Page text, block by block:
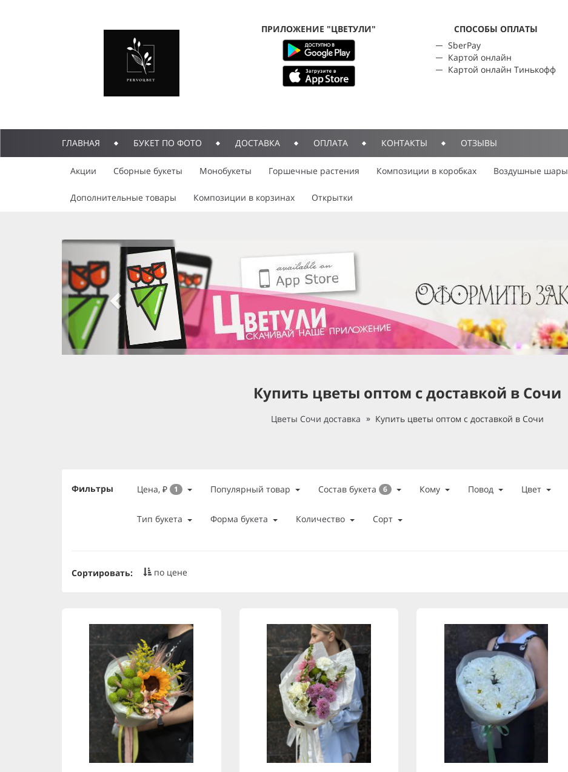
ПРИЛОЖЕНИЕ "ЦВЕТУЛИ"
CПОСОБЫ ОПЛАТЫ
SberPay
Картой онлайн
Картой онлайн Тинькофф
ГЛАВНАЯ БУКЕТ ПО ФОТО ДОСТАВКА ОПЛАТА КОНТАКТЫ ОТЗЫВЫ
Акции Сборные букеты Монобукеты Горшечные растения Композиции в коробках Воздушные шары
Дополнительные товары Композиции в корзинах Открытки
previous
slide 1 of 3
slide 2 of 3
, currently active
Купить цветы оптом с доставкой в Сочи
Цветы Сочи доставка Купить цветы оптом с доставкой в Сочи
Фильтры Цена, ₽ 1 Популярный товар Состав букета 6 Кому Повод Цвет
Тип букета Форма букета Количество Сорт
Сортировать: по цене